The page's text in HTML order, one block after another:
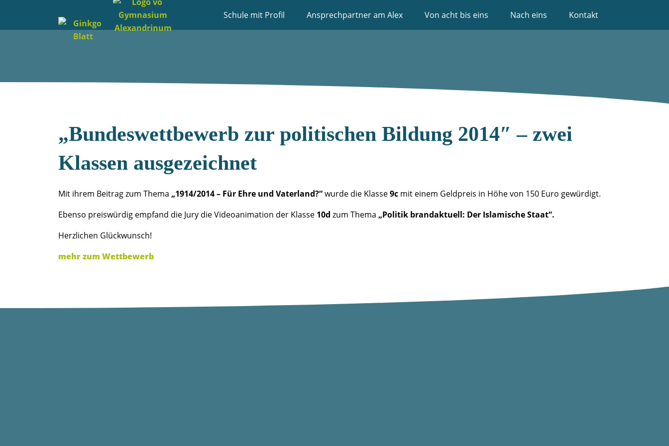
Schule mit Profil Ansprechpartner am Alex Von acht bis eins Nach eins Kontakt
„Bundeswettbewerb zur politischen Bildung 2014″ – zwei
Klassen ausgezeichnet
Mit ihrem Beitrag zum Thema „1914/2014 – Für Ehre und Vaterland?“wurde die Klasse9c mit einem Geldpreis in Höhe von 150 Euro gewürdigt.
Ebenso preiswürdig empfand die Jury die Videoanimation der Klasse 10d zum Thema „Politik brandaktuell: Der Islamische Staat“.
Herzlichen Glückwunsch!
mehr zum Wettbewerb